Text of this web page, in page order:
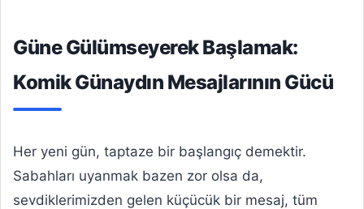
Güne Gülümseyerek Başlamak:
Komik Günaydın Mesajlarının Gücü
Her yeni gün, taptaze bir başlangıç demektir.
Sabahları uyanmak bazen zor olsa da,
sevdiklerimizden gelen küçücük bir mesaj, tüm